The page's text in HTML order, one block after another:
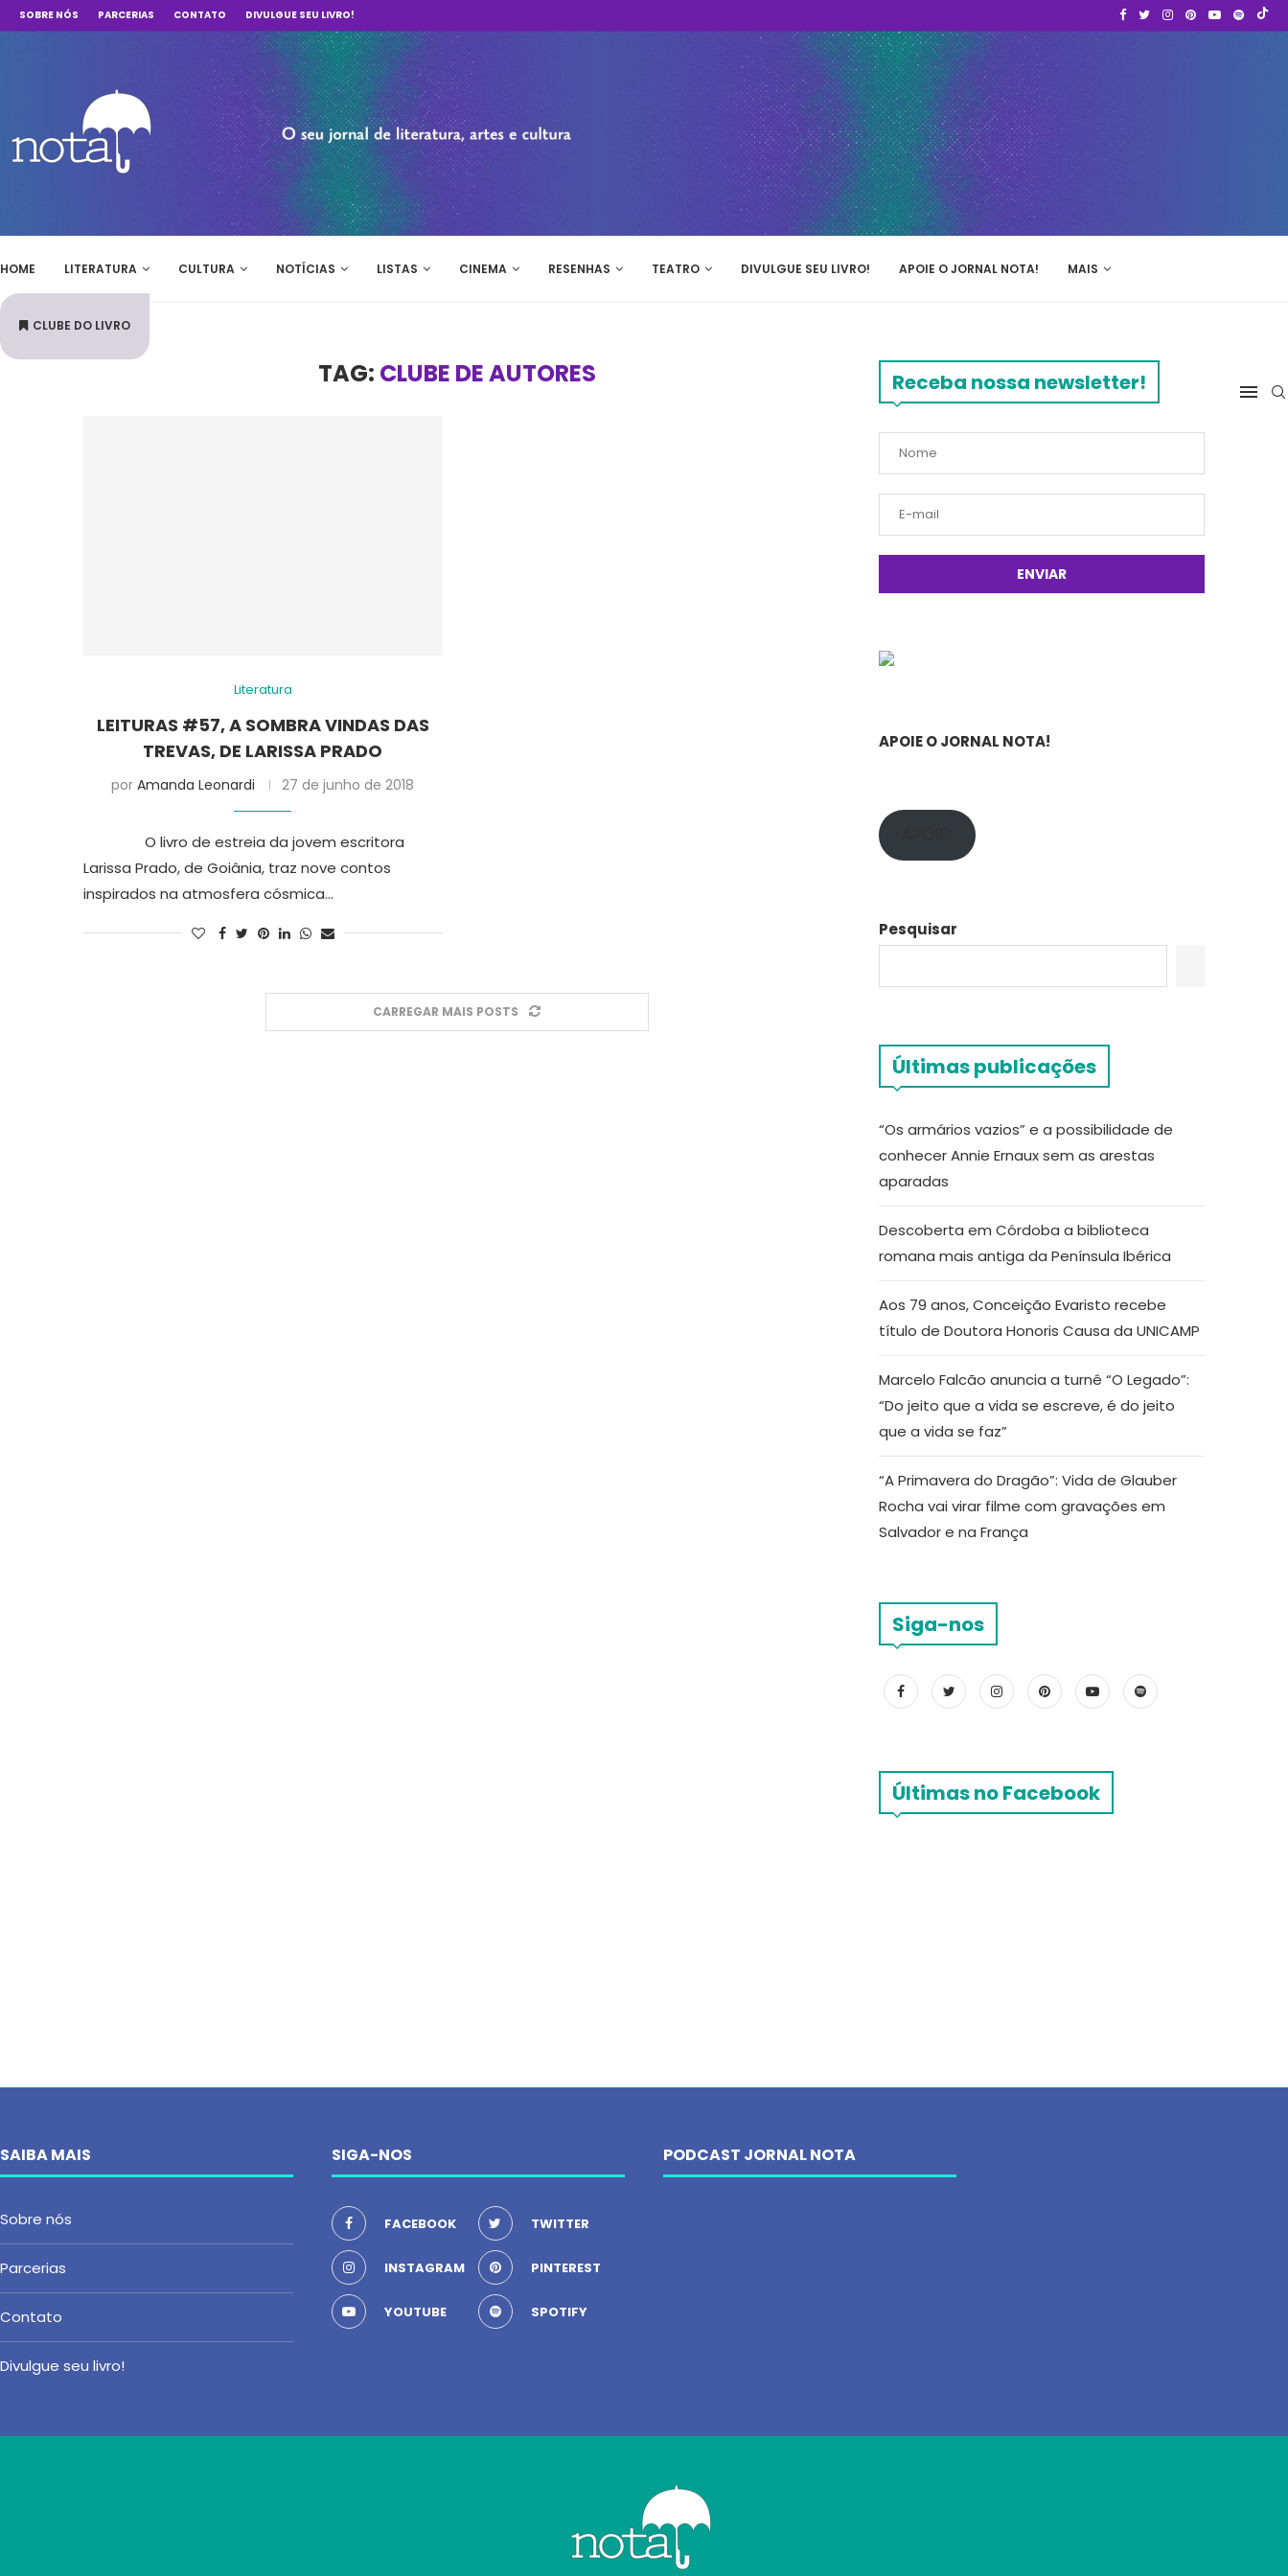
SOBRE NÓS PARCERIAS CONTATO DIVULGUE SEU LIVRO!
HOME LITERATURA CULTURA NOTÍCIAS LISTAS CINEMA RESENHAS TEATRO DIVULGUE SEU LIVRO! APOIE O JORNAL NOTA! MAIS
CLUBE DO LIVRO
TAG: CLUBE DE AUTORES
Literatura
LEITURAS #57, A SOMBRA VINDAS DAS
TREVAS, DE LARISSA PRADO
porAmanda Leonardi 27 de junho de 2018
O livro de estreia da jovem escritora
Larissa Prado, de Goiânia, traz nove contos
inspirados na atmosfera cósmica…
CARREGAR MAIS POSTS
Receba nossa newsletter!
APOIE O JORNAL NOTA!
Pesquisar
Últimas publicações
“Os armários vazios” e a possibilidade de
conhecer Annie Ernaux sem as arestas
aparadas
Descoberta em Córdoba a biblioteca
romana mais antiga da Península Ibérica
Aos 79 anos, Conceição Evaristo recebe
título de Doutora Honoris Causa da UNICAMP
Marcelo Falcão anuncia a turnê “O Legado”:
“Do jeito que a vida se escreve, é do jeito
que a vida se faz”
“A Primavera do Dragão”: Vida de Glauber
Rocha vai virar filme com gravações em
Salvador e na França
Siga-nos
Últimas no Facebook
SAIBA MAIS
Sobre nós
Parcerias
Contato
Divulgue seu livro!
SIGA-NOS
FACEBOOK TWITTER
INSTAGRAM PINTEREST
YOUTUBE SPOTIFY
PODCAST JORNAL NOTA